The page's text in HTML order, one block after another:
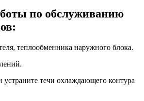
по обслуживанию
теплообменника наружного блока.
течи охлаждающего контура